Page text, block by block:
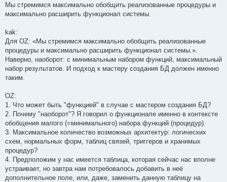
Мы стремимся максимально обобщить реализованные процедуры и
максимально расширить функционал системы.
kak:
Для OZ: «Мы стремимся максимально обобщить реализованные
процедуры и максимально расширить функционал системы.».
Наверно, наоборот: с минимальным набором функций, максимальный
набор результатов. И подход к мастеру создания БД должен именно
таким.
OZ:
1. Что может быть "функцией" в случае с мастером создания БД?
2. Почему "наоборот"? Я говорил о функционале именно в контексте
обобщения малого (=минимального) набора функций (процедур).
3. Максимальное количество возможных архитектур: логических
схем, нормальных форм, таблиц связей, триггеров и хранимых
процедур?
4. Предположим у нас имеется таблица, которая сейчас нас вполне
устраивает, но завтра нам потребовалось добавить в неё
дополнительное поле, или, даже, заменить данную таблицу на